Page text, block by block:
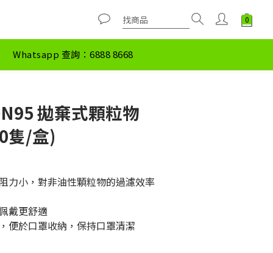
Whatsapp 查詢：6888 8668
拋棄式顆粒物
隻/盒)
力小，對非油性顆粒物的過濾效率
戴更舒適
便於口罩收納，保持口罩清潔